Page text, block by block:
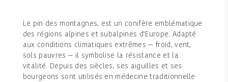
Le pin des montagnes, est un conifère emblématique
des régions alpines et subalpines d’Europe. Adapté
aux conditions climatiques extrêmes — froid, vent,
sols pauvres — il symbolise la résistance et la
vitalité. Depuis des siècles, ses aiguilles et ses
bourgeons sont utilisés en médecine traditionnelle